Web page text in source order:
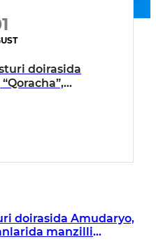
doirasida
doirasida Amudaryo,
manzilli